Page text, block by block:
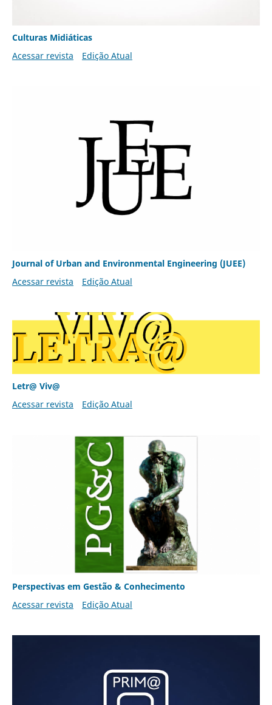
Culturas Midiáticas
Acessar revista
Edição Atual
Journal of Urban and Environmental Engineering (JUEE)
Acessar revista
Edição Atual
Letr@ Viv@
Acessar revista
Edição Atual
Perspectivas em Gestão & Conhecimento
Acessar revista
Edição Atual